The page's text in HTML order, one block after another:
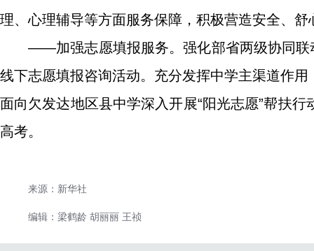
理、心理辅导等方面服务保障，积极营造安全、
——加强志愿填报服务。强化部省两级协同联
线下志愿填报咨询活动。充分发挥中学主渠道作
面向欠发达地区县中学深入开展“阳光志愿”帮扶
高考。
来源：新华社
编辑：梁鹤龄 胡丽丽 王祯